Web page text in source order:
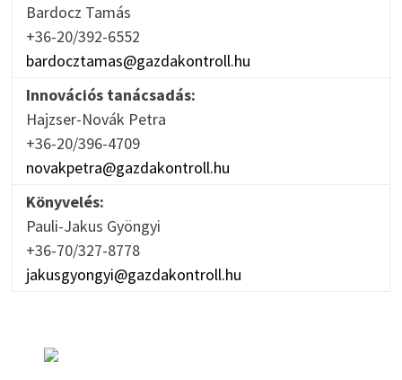
Bardocz Tamás
+36-20/392-6552
bardocztamas@gazdakontroll.hu
Innovációs tanácsadás:
Hajzser-Novák Petra
+36-20/396-4709
novakpetra@gazdakontroll.hu
Könyvelés:
Pauli-Jakus Gyöngyi
+36-70/327-8778
jakusgyongyi@gazdakontroll.hu